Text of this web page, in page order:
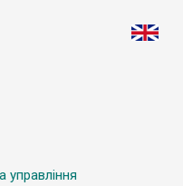
управління